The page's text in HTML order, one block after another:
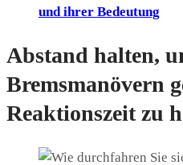
und ihrer Bedeutung
Abstand halten,
Bremsmanövern
Reaktionszeit zu